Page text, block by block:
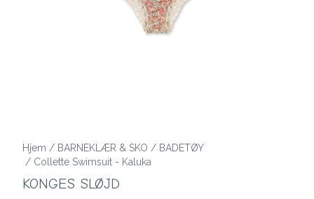
Hjem / BARNEKLÆR & SKO / BADETØY
/ Collette Swimsuit - Kaluka
KONGES SLØJD